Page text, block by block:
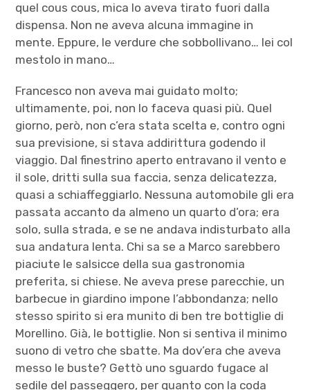
quel cous cous, mica lo aveva tirato fuori dalla
dispensa. Non ne aveva alcuna immagine in
mente. Eppure, le verdure che sobbollivano… lei col
mestolo in mano…
Francesco non aveva mai guidato molto;
ultimamente, poi, non lo faceva quasi più. Quel
giorno, però, non c’era stata scelta e, contro ogni
sua previsione, si stava addirittura godendo il
viaggio. Dal finestrino aperto entravano il vento e
il sole, dritti sulla sua faccia, senza delicatezza,
quasi a schiaffeggiarlo. Nessuna automobile gli era
passata accanto da almeno un quarto d’ora; era
solo, sulla strada, e se ne andava indisturbato alla
sua andatura lenta. Chi sa se a Marco sarebbero
piaciute le salsicce della sua gastronomia
preferita, si chiese. Ne aveva prese parecchie, un
barbecue in giardino impone l’abbondanza; nello
stesso spirito si era munito di ben tre bottiglie di
Morellino. Già, le bottiglie. Non si sentiva il minimo
suono di vetro che sbatte. Ma dov’era che aveva
messo le buste? Gettò uno sguardo fugace al
sedile del passeggero, per quanto con la coda